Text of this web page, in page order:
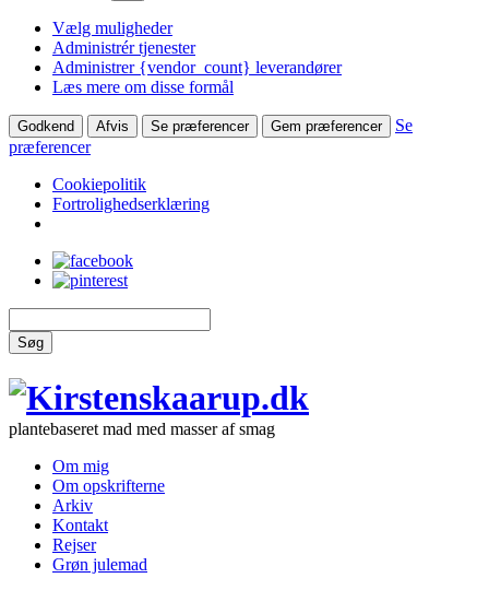
Vælg muligheder
Administrér tjenester
Administrer {vendor_count} leverandører
Læs mere om disse formål
Godkend Afvis Se præferencer Gem præferencer
Se
præferencer
Cookiepolitik
Fortrolighedserklæring
Søg
plantebaseret mad med masser af smag
Om mig
Om opskrifterne
Arkiv
Kontakt
Rejser
Grøn julemad